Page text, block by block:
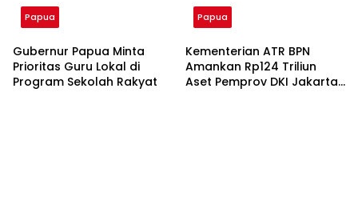
Papua
Gubernur Papua Minta
Prioritas Guru Lokal di
Program Sekolah Rakyat
Papua
Kementerian ATR BPN
Amankan Rp124 Triliun
Aset Pemprov DKI Jakarta